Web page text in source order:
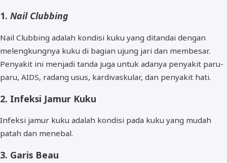
1. Nail Clubbing
Nail Clubbing adalah kondisi kuku yang ditandai dengan
melengkungnya kuku di bagian ujung jari dan membesar.
Penyakit ini menjadi tanda juga untuk adanya penyakit paru-
paru, AIDS, radang usus, kardivaskular, dan penyakit hati.
2. Infeksi Jamur Kuku
Infeksi jamur kuku adalah kondisi pada kuku yang mudah
patah dan menebal.
3. Garis Beau